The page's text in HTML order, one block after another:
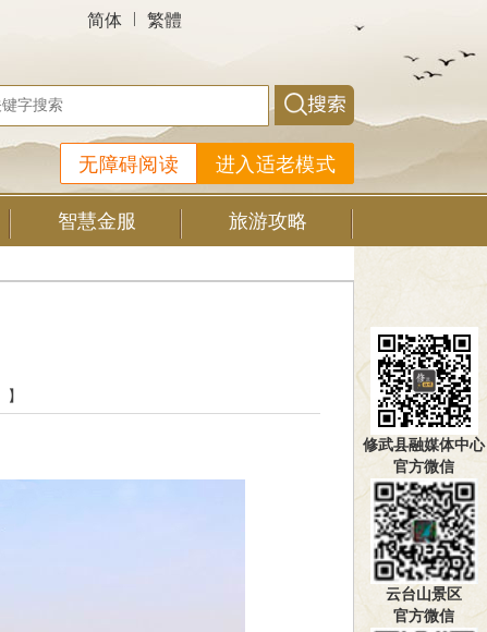
简体 繁體
进入适老模式
无障碍阅读
智慧金服 旅游攻略
】
修武县融媒体中心
官方微信
云台山景区
官方微信